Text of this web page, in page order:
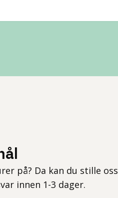
på? Da kan du stille
innen 1-3 dager.